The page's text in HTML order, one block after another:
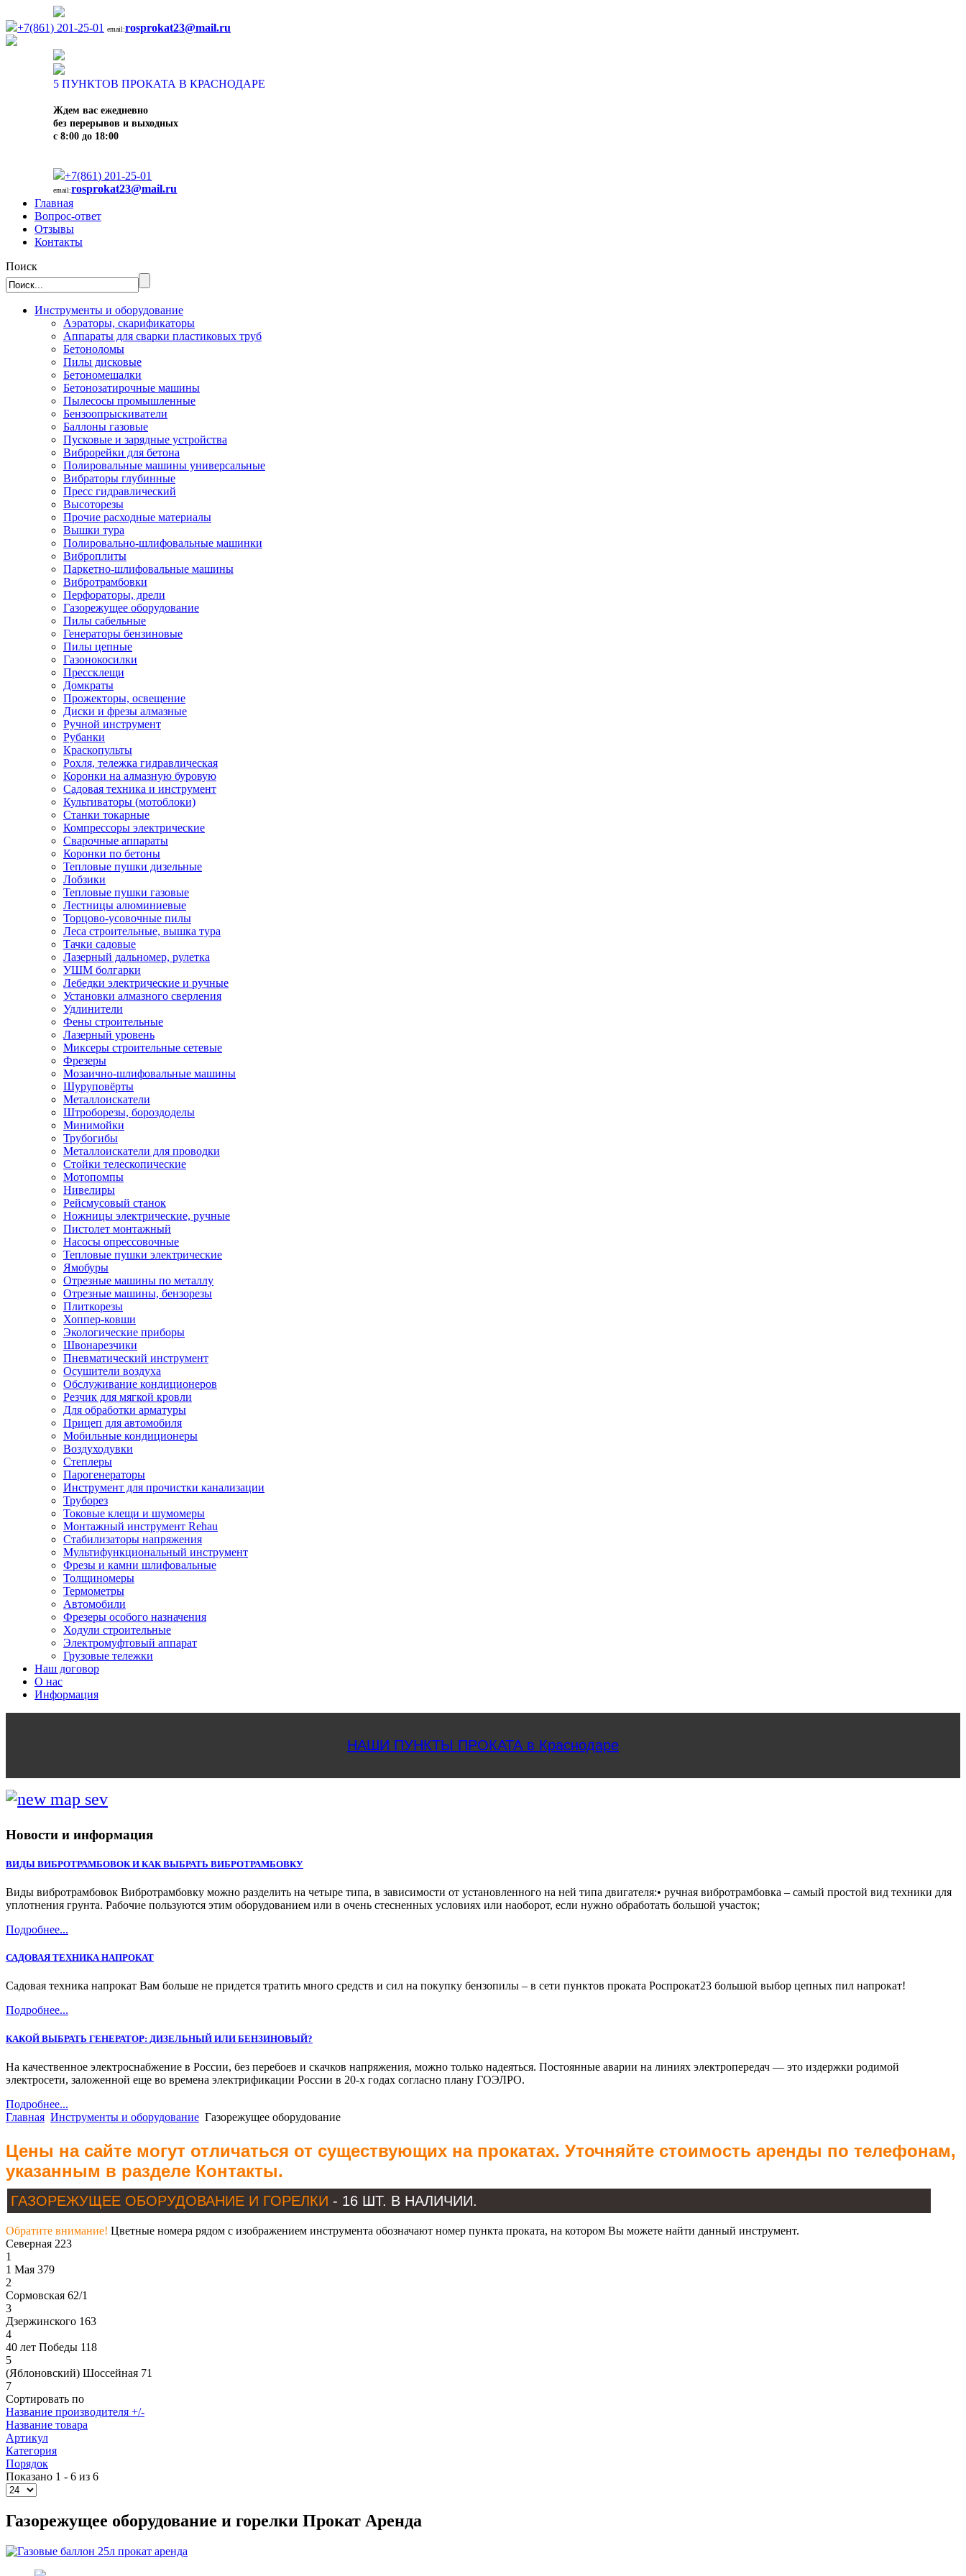
+7(861) 201-25-01 email:rosprokat23@mail.ru
5 ПУНКТОВ ПРОКАТА В КРАСНОДАРЕ
Ждем вас ежедневно
без перерывов и выходных
с 8:00 до 18:00
+7(861) 201-25-01
email:rosprokat23@mail.ru
Главная
Вопрос-ответ
Отзывы
Контакты
Поиск
Инструменты и оборудование
Аэраторы, скарификаторы
Аппараты для сварки пластиковых труб
Бетоноломы
Пилы дисковые
Бетономешалки
Бетонозатирочные машины
Пылесосы промышленные
Бензоопрыскиватели
Баллоны газовые
Пусковые и зарядные устройства
Виброрейки для бетона
Полировальные машины универсальные
Вибраторы глубинные
Пресс гидравлический
Высоторезы
Прочие расходные материалы
Вышки тура
Полировально-шлифовальные машинки
Виброплиты
Паркетно-шлифовальные машины
Вибротрамбовки
Перфораторы, дрели
Газорежущее оборудование
Пилы сабельные
Генераторы бензиновые
Пилы цепные
Газонокосилки
Прессклещи
Домкраты
Прожекторы, освещение
Диски и фрезы алмазные
Ручной инструмент
Рубанки
Краскопульты
Рохля, тележка гидравлическая
Коронки на алмазную буровую
Садовая техника и инструмент
Культиваторы (мотоблоки)
Станки токарные
Компрессоры электрические
Сварочные аппараты
Коронки по бетоны
Тепловые пушки дизельные
Лобзики
Тепловые пушки газовые
Лестницы алюминиевые
Торцово-усовочные пилы
Леса строительные, вышка тура
Тачки садовые
Лазерный дальномер, рулетка
УШМ болгарки
Лебедки электрические и ручные
Установки алмазного сверления
Удлинители
Фены строительные
Лазерный уровень
Миксеры строительные сетевые
Фрезеры
Мозаично-шлифовальные машины
Шуруповёрты
Металлоискатели
Штроборезы, бороздоделы
Минимойки
Трубогибы
Металлоискатели для проводки
Стойки телескопические
Мотопомпы
Нивелиры
Рейсмусовый станок
Ножницы электрические, ручные
Пистолет монтажный
Насосы опрессовочные
Тепловые пушки электрические
Ямобуры
Отрезные машины по металлу
Отрезные машины, бензорезы
Плиткорезы
Хоппер-ковши
Экологические приборы
Швонарезчики
Пневматический инструмент
Осушители воздуха
Обслуживание кондиционеров
Резчик для мягкой кровли
Для обработки арматуры
Прицеп для автомобиля
Мобильные кондиционеры
Воздуходувки
Степлеры
Парогенераторы
Инструмент для прочистки канализации
Труборез
Токовые клещи и шумомеры
Монтажный инструмент Rehau
Стабилизаторы напряжения
Мультифункциональный инструмент
Фрезы и камни шлифовальные
Толщиномеры
Термометры
Автомобили
Фрезеры особого назначения
Ходули строительные
Электромуфтовый аппарат
Грузовые тележки
Наш договор
О нас
Информация
НАШИ ПУНКТЫ ПРОКАТА в Краснодаре
Новости и информация
ВИДЫ ВИБРОТРАМБОВОК И КАК ВЫБРАТЬ ВИБРОТРАМБОВКУ
Виды вибротрамбовок Вибротрамбовку можно разделить на четыре типа, в зависимости от установленного на ней типа двигателя:• ручная вибротрамбовка – самый простой вид техники для
уплотнения грунта. Рабочие пользуются этим оборудованием или в очень стесненных условиях или наоборот, если нужно обработать большой участок;
Подробнее...
САДОВАЯ ТЕХНИКА НАПРОКАТ
Садовая техника напрокат Вам больше не придется тратить много средств и сил на покупку бензопилы – в сети пунктов проката Роспрокат23 большой выбор цепных пил напрокат!
Подробнее...
КАКОЙ ВЫБРАТЬ ГЕНЕРАТОР: ДИЗЕЛЬНЫЙ ИЛИ БЕНЗИНОВЫЙ?
На качественное электроснабжение в России, без перебоев и скачков напряжения, можно только надеяться. Постоянные аварии на линиях электропередач — это издержки родимой
электросети, заложенной еще во времена электрификации России в 20-х годах согласно плану ГОЭЛРО.
Подробнее...
Главная Инструменты и оборудование Газорежущее оборудование
Цены на сайте могут отличаться от существующих на прокатах. Уточняйте стоимость аренды по телефонам,
указанным в разделе Контакты.
ГАЗОРЕЖУЩЕЕ ОБОРУДОВАНИЕ И ГОРЕЛКИ - 16 ШТ. В НАЛИЧИИ.
Обратите внимание! Цветные номера рядом с изображением инструмента обозначают номер пункта проката, на котором Вы можете найти данный инструмент.
Северная 223
1
1 Мая 379
2
Сормовская 62/1
3
Дзержинского 163
4
40 лет Победы 118
5
(Яблоновский) Шоссейная 71
7
Сортировать по
Название производителя +/-
Название товара
Артикул
Категория
Порядок
Показано 1 - 6 из 6
Газорежущее оборудование и горелки Прокат Аренда